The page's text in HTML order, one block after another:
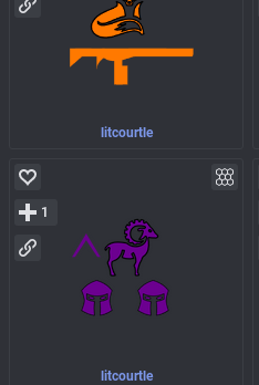
litcourtle
litcourtle
1